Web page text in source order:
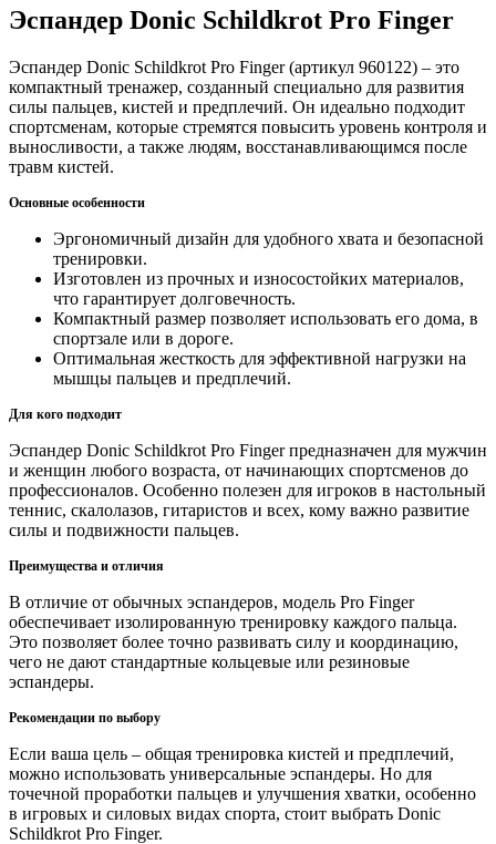
Эспандер Donic Schildkrot Pro Finger
Эспандер Donic Schildkrot Pro Finger (артикул 960122) – это
компактный тренажер, созданный специально для развития
силы пальцев, кистей и предплечий. Он идеально подходит
спортсменам, которые стремятся повысить уровень контроля и
выносливости, а также людям, восстанавливающимся после
травм кистей.
Основные особенности
Эргономичный дизайн для удобного хвата и безопасной
тренировки.
Изготовлен из прочных и износостойких материалов,
что гарантирует долговечность.
Компактный размер позволяет использовать его дома, в
спортзале или в дороге.
Оптимальная жесткость для эффективной нагрузки на
мышцы пальцев и предплечий.
Для кого подходит
Эспандер Donic Schildkrot Pro Finger предназначен для мужчин
и женщин любого возраста, от начинающих спортсменов до
профессионалов. Особенно полезен для игроков в настольный
теннис, скалолазов, гитаристов и всех, кому важно развитие
силы и подвижности пальцев.
Преимущества и отличия
В отличие от обычных эспандеров, модель Pro Finger
обеспечивает изолированную тренировку каждого пальца.
Это позволяет более точно развивать силу и координацию,
чего не дают стандартные кольцевые или резиновые
эспандеры.
Рекомендации по выбору
Если ваша цель – общая тренировка кистей и предплечий,
можно использовать универсальные эспандеры. Но для
точечной проработки пальцев и улучшения хватки, особенно
в игровых и силовых видах спорта, стоит выбрать Donic
Schildkrot Pro Finger.